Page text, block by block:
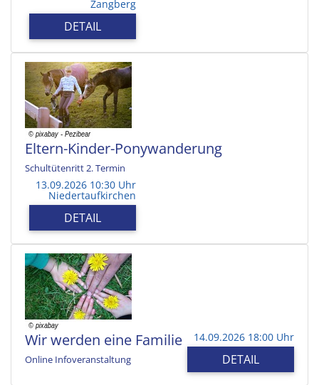
Zangberg
DETAIL
Eltern-Kinder-Ponywanderung
Schultütenritt 2. Termin
13.09.2026 10:30 Uhr
Niedertaufkirchen
DETAIL
Wir werden eine Familie
Online Infoveranstaltung
14.09.2026 18:00 Uhr
DETAIL